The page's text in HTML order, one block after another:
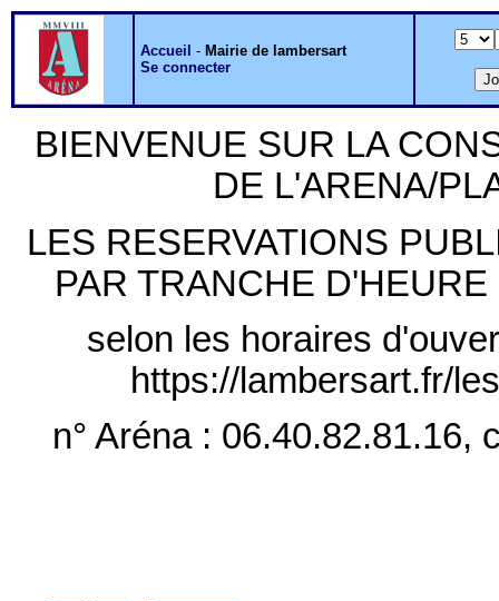
Accueil - Mairie de lambersart
Se connecter
BIENVENUE SUR LA
DE L'ARENA/
LES RESERVATIONS
PAR TRANCHE
selon les horaires
https://lambersart.fr/
n° Aréna : 06.40.82.81.16,